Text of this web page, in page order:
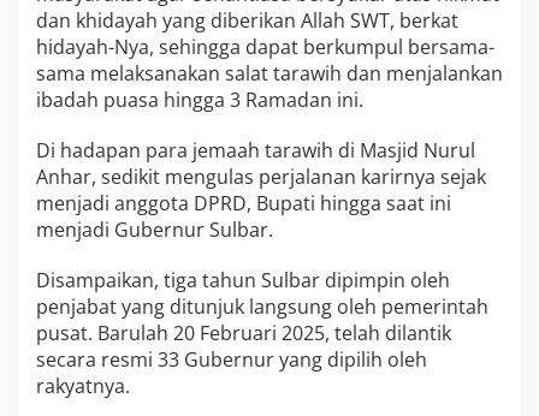
s
j
i
d
N
r
u
l
A
a
r
-
M
i
dan khidayah yang diberikan Allah SWT, berkat
hidayah-Nya, sehingga dapat berkumpul bersama-
sama melaksanakan salat tarawih dan menjalankan
ibadah puasa hingga 3 Ramadan ini.
Di hadapan para jemaah tarawih di Masjid Nurul
Anhar, sedikit mengulas perjalanan karirnya sejak
menjadi anggota DPRD, Bupati hingga saat ini
menjadi Gubernur Sulbar.
Disampaikan, tiga tahun Sulbar dipimpin oleh
penjabat yang ditunjuk langsung oleh pemerintah
pusat. Barulah 20 Februari 2025, telah dilantik
secara resmi 33 Gubernur yang dipilih oleh
rakyatnya.